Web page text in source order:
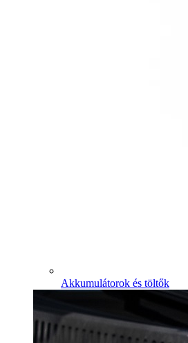
Akkumulátorok és töltők